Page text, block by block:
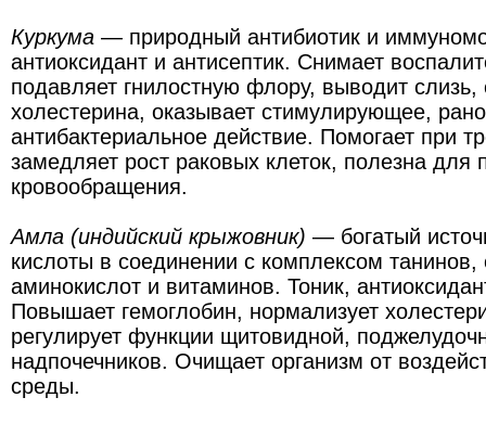
Куркума — природный антибиотик и
антиоксидант и антисептик. Снимает
подавляет гнилостную флору, выводит слизь,
холестерина, оказывает стимулирующее,
антибактериальное действие. Помогает при
замедляет рост раковых клеток, полезна для
кровообращения.
Амла (индийский крыжовник) — богатый
кислоты в соединении с комплексом
аминокислот и витаминов. Тоник,
Повышает гемоглобин, нормализует
регулирует функции щитовидной,
надпочечников. Очищает организм от
среды.